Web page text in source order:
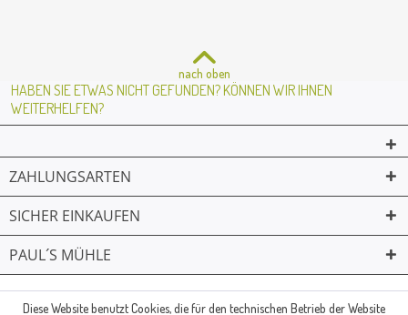
nach oben
HABEN SIE ETWAS NICHT GEFUNDEN? KÖNNEN WIR IHNEN
WEITERHELFEN?
ZAHLUNGSARTEN
SICHER EINKAUFEN
PAUL´S MÜHLE
© Paul's Mühle | Inhaber: Christof Paul e.K. | Westring 2 | 45659
Diese Website benutzt Cookies, die für den technischen Betrieb der Website